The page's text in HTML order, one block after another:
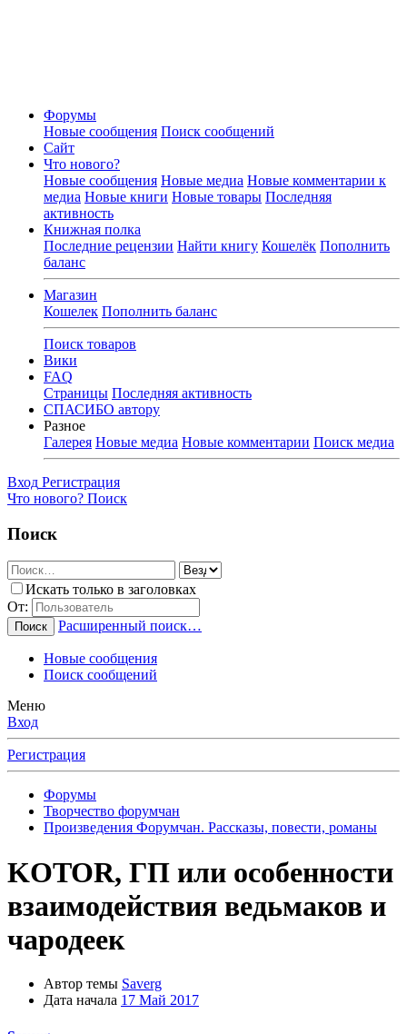
Форумы
Новые сообщения Поиск сообщений
Сайт
Что нового?
Новые сообщения Новые медиа Новые комментарии к
медиа Новые книги Новые товары Последняя
активность
Книжная полка
Последние рецензии Найти книгу Кошелёк Пополнить
баланс
Магазин
Кошелек Пополнить баланс
Поиск товаров
Вики
FAQ
Страницы Последняя активность
СПАСИБО автору
Разное
Галерея Новые медиа Новые комментарии Поиск медиа
Вход Регистрация
Что нового? Поиск
Поиск
Искать только в заголовках
От:
Поиск Расширенный поиск…
Новые сообщения
Поиск сообщений
Меню
Вход
Регистрация
Форумы
Творчество форумчан
Произведения Форумчан. Рассказы, повести, романы
KOTOR, ГП или особенности
взаимодействия ведьмаков и
чародеек
Автор темы Saverg
Дата начала 17 Май 2017